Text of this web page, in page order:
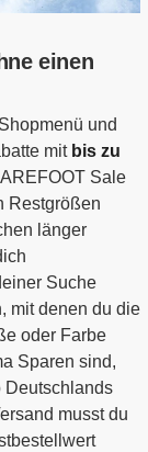
einen
und
mit bis zu
Sale
Restgrößen
länger
Suche
mit denen du die
oder Farbe
Sparen sind,
Deutschlands
musst du